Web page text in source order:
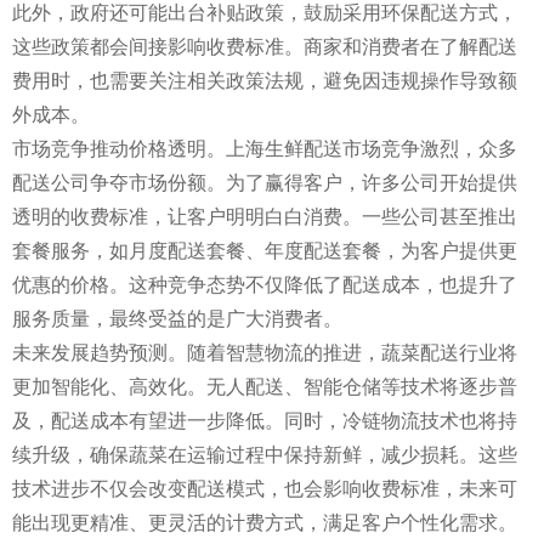
此外，政府还可能出台补贴政策，鼓励采用环保配送方式，
这些政策都会间接影响收费标准。商家和消费者在了解配送
费用时，也需要关注相关政策法规，避免因违规操作导致额
外成本。
市场竞争推动价格透明。上海生鲜配送市场竞争激烈，众多
配送公司争夺市场份额。为了赢得客户，许多公司开始提供
透明的收费标准，让客户明明白白消费。一些公司甚至推出
套餐服务，如月度配送套餐、年度配送套餐，为客户提供更
优惠的价格。这种竞争态势不仅降低了配送成本，也提升了
服务质量，最终受益的是广大消费者。
未来发展趋势预测。随着智慧物流的推进，蔬菜配送行业将
更加智能化、高效化。无人配送、智能仓储等技术将逐步普
及，配送成本有望进一步降低。同时，冷链物流技术也将持
续升级，确保蔬菜在运输过程中保持新鲜，减少损耗。这些
技术进步不仅会改变配送模式，也会影响收费标准，未来可
能出现更精准、更灵活的计费方式，满足客户个性化需求。